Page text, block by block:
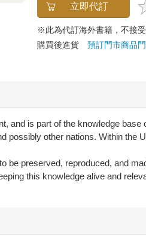
立即代訂
※此為代訂海外書籍，不接
購買後進貨預訂門市商品
and is part of the knowledge base
possibly other nations. Within
be preserved, reproduced, and
this knowledge alive and